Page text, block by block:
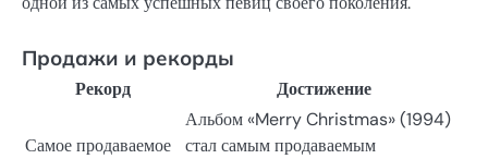
Продажи и рекорды
Рекорд Достижение
Самое продаваемое
Альбом «Merry Christmas» (1994)
стал самым продаваемым